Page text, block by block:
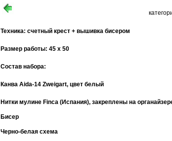
Техника: счетный крест + вышивка бисером
Размер работы: 45 х 50
Состав набора:
Канва Aida-14 Zweigart, цвет белый
Нитки мулине Finca (Испания), закреплены на
Бисер
Черно-белая cхема